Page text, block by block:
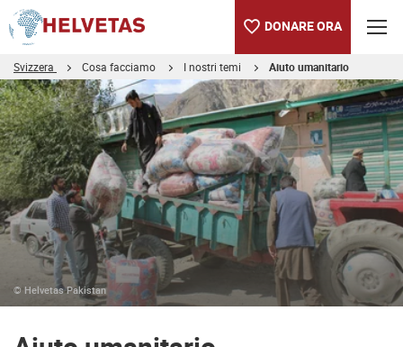
DONARE ORA
Svizzera Cosa facciamo I nostri temi Aiuto umanitario
Indice
Aiuto umanitario
© Helvetas Pakistan